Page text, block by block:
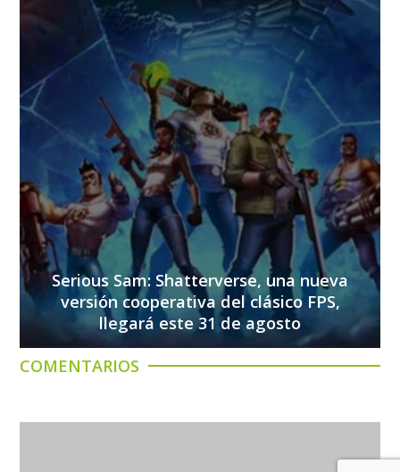
Serious Sam: Shatterverse, una nueva
versión cooperativa del clásico FPS,
llegará este 31 de agosto
COMENTARIOS